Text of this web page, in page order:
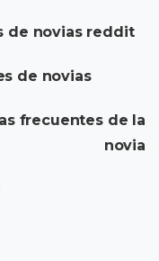
de novias reddit
de novias
frecuentes de la
novia